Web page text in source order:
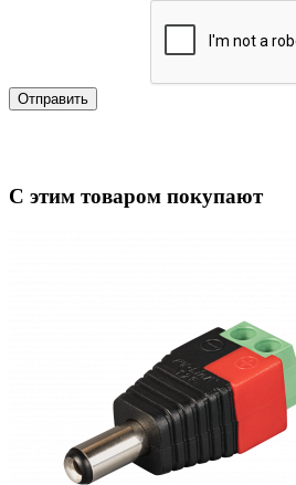
Отправить
С этим товаром покупают